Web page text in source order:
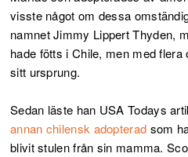
visste något om dessa
namnet Jimmy Lippert Thyden,
hade fötts i Chile, men med
sitt ursprung.
Sedan läste han USA Todays
annan chilensk adopterad som
blivit stulen från sin mamma.